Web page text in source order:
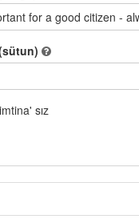
for a good citizen -
sız